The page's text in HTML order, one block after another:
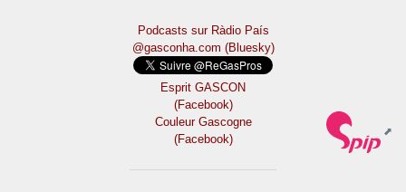
Podcasts sur Ràdio País
@gasconha.com (Bluesky)
Esprit GASCON
(Facebook)
Couleur Gascogne
(Facebook)